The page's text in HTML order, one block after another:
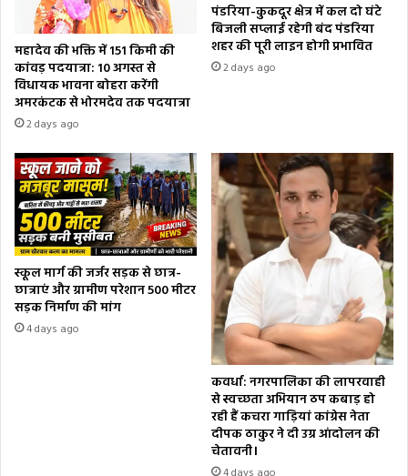
महादेव की भक्ति में 151 किमी की
कांवड़ पदयात्रा: 10 अगस्त से
विधायक भावना बोहरा करेंगी
अमरकंटक से भोरमदेव तक पदयात्रा
2 days ago
पंडरिया-कुकदूर क्षेत्र में कल दो घंटे
बिजली सप्लाई रहेगी बंद पंडरिया
शहर की पूरी लाइन होगी प्रभावित
2 days ago
स्कूल मार्ग की जर्जर सड़क से छात्र-
छात्राएं और ग्रामीण परेशान 500 मीटर
सड़क निर्माण की मांग
4 days ago
कवर्धा: नगरपालिका की लापरवाही
से स्वच्छता अभियान ठप कबाड़ हो
रही हैं कचरा गाड़ियां कांग्रेस नेता
दीपक ठाकुर ने दी उग्र आंदोलन की
चेतावनी।